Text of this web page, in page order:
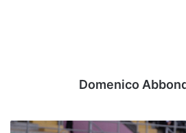
Domenico
Verso